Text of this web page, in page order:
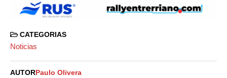
CATEGORIAS
Noticias
AUTOR Paulo Olivera